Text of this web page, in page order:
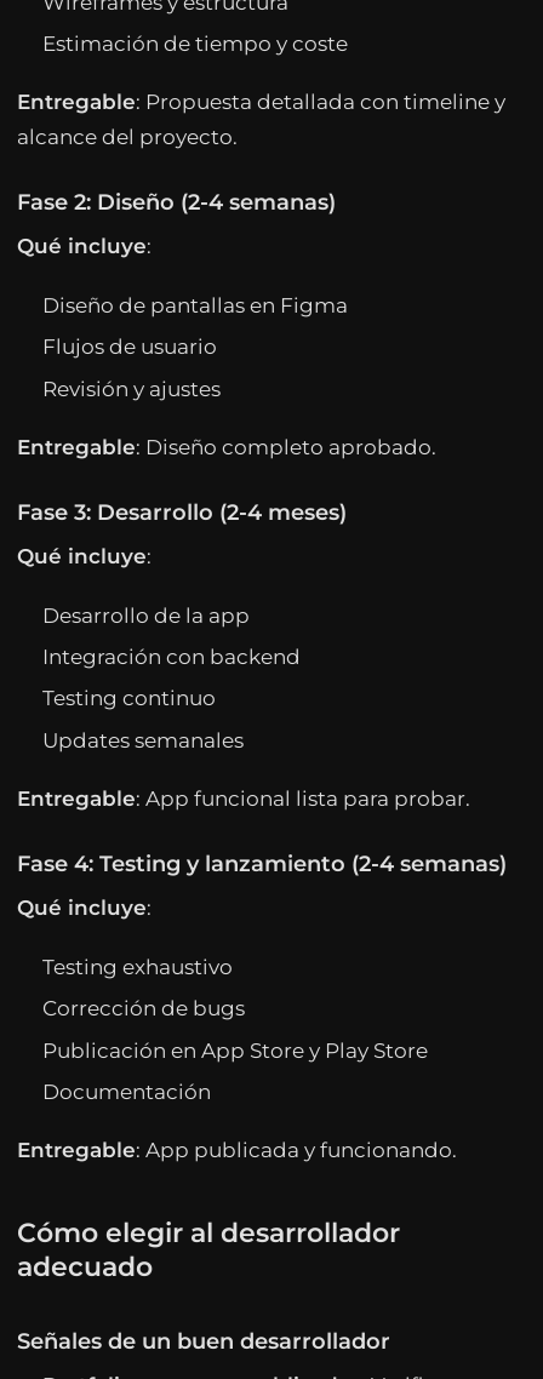
Estimación de tiempo y coste
Entregable: Propuesta detallada con timeline y
alcance del proyecto.
Fase 2: Diseño (2-4 semanas)
Qué incluye:
Diseño de pantallas en Figma
Flujos de usuario
Revisión y ajustes
Entregable: Diseño completo aprobado.
Fase 3: Desarrollo (2-4 meses)
Qué incluye:
Desarrollo de la app
Integración con backend
Testing continuo
Updates semanales
Entregable: App funcional lista para probar.
Fase 4: Testing y lanzamiento (2-4 semanas)
Qué incluye:
Testing exhaustivo
Corrección de bugs
Publicación en App Store y Play Store
Documentación
Entregable: App publicada y funcionando.
Cómo elegir al desarrollador
adecuado
Señales de un buen desarrollador